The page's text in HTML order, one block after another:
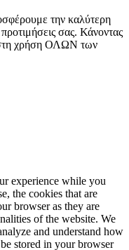
την καλύτερη
σας. Κάνοντας
χρήση ΟΛΩΝ των
experience while you
the cookies that are
browser as they are
of the website. We
and understand how
stored in your browser